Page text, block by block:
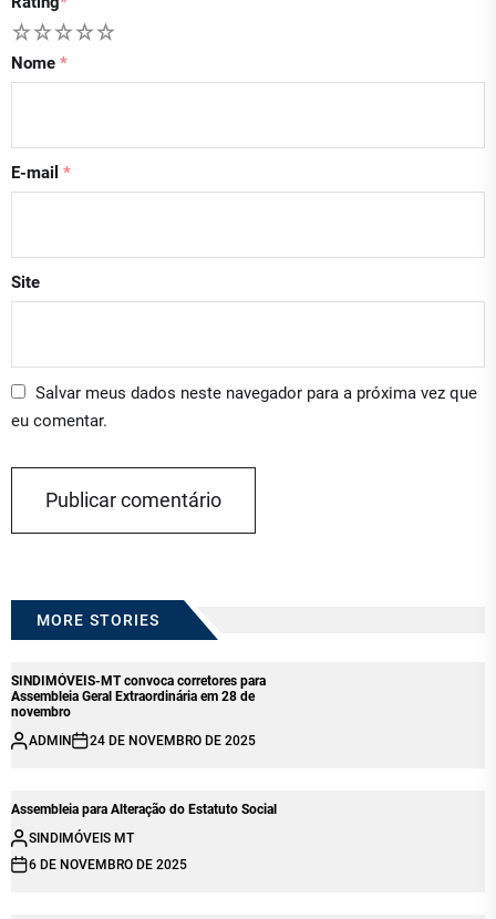
5
4
3
2
Nome *
E-mail *
Site
Salvar meus dados neste navegador para a próxima vez que
eu comentar.
MORE STORIES
SINDIMÓVEIS-MT convoca corretores para
Assembleia Geral Extraordinária em 28 de
novembro
ADMIN
24 DE NOVEMBRO DE 2025
Assembleia para Alteração do Estatuto Social
SINDIMÓVEIS MT
6 DE NOVEMBRO DE 2025